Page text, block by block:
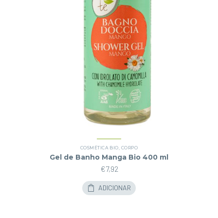
COSMÉTICA BIO, CORPO
Gel de Banho Manga Bio 400 ml
€7,92
ADICIONAR